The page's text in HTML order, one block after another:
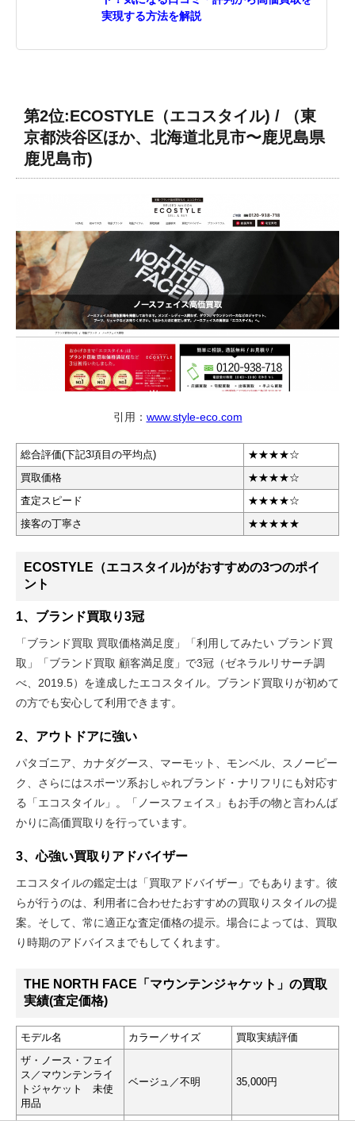
実現する方法を解説
第2位:ECOSTYLE（エコスタイル) / （東
京都渋谷区ほか、北海道北見市〜鹿児島県
鹿児島市)
引用： www.style-eco.com
総合評価(下記3項目の平均点)
★★★★☆
買取価格
★★★★☆
査定スピード
★★★★☆
接客の丁寧さ
★★★★★
ECOSTYLE（エコスタイル)がおすすめの3つのポイ
ント
1、ブランド買取り3冠
「ブランド買取 買取価格満足度」「利用してみたい ブランド買
取」「ブランド買取 顧客満足度」で3冠（ゼネラルリサーチ調
べ、2019.5）を達成したエコスタイル。ブランド買取りが初めて
の方でも安心して利用できます。
2、アウトドアに強い
パタゴニア、カナダグース、マーモット、モンベル、スノーピー
ク、さらにはスポーツ系おしゃれブランド・ナリフリにも対応す
る「エコスタイル」。「ノースフェイス」もお手の物と言わんば
かりに高価買取りを行っています。
3、心強い買取りアドバイザー
エコスタイルの鑑定士は「買取アドバイザー」でもあります。彼
らが行うのは、利用者に合わせたおすすめの買取りスタイルの提
案。そして、常に適正な査定価格の提示。場合によっては、買取
り時期のアドバイスまでもしてくれます。
THE NORTH FACE「マウンテンジャケット」の買取
実績(査定価格)
モデル名 カラー／サイズ
買取実績評価
ザ・ノース・フェイ
ス／マウンテンライ
トジャケット 未使
用品
ベージュ／不明 35,000円